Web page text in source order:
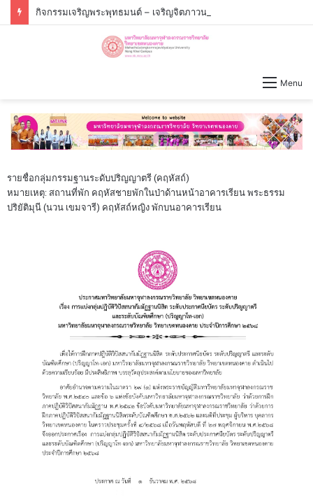
Menu
รายชื่อกลุ่มกรรมฐานระดับปริญญาตรี (คฤหัสถ์)
หมายเหตุ: สถานที่พัก คฤหัสชายพักในป่าด้านหน้าอาคารเรียน พระธรรม
ปริยัติมุนี (นวน เขมจารี) คฤหัสถ์หญิง พักบนอาคารเรียน